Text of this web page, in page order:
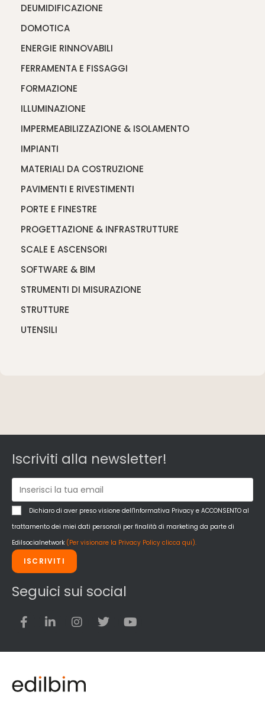
DEUMIDIFICAZIONE
DOMOTICA
ENERGIE RINNOVABILI
FERRAMENTA E FISSAGGI
FORMAZIONE
ILLUMINAZIONE
IMPERMEABILIZZAZIONE & ISOLAMENTO
IMPIANTI
MATERIALI DA COSTRUZIONE
PAVIMENTI E RIVESTIMENTI
PORTE E FINESTRE
PROGETTAZIONE & INFRASTRUTTURE
SCALE E ASCENSORI
SOFTWARE & BIM
STRUMENTI DI MISURAZIONE
STRUTTURE
UTENSILI
Iscriviti alla newsletter!
Dichiaro di aver preso visione dell'Informativa Privacy e ACCONSENTO al
trattamento dei miei dati personali per finalità di marketing da parte di
Edilsocialnetwork (Per visionare la Privacy Policy clicca qui).
ISCRIVITI
Seguici sui social